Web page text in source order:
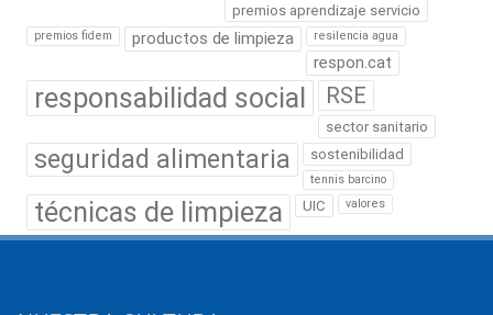
premios aprendizaje servicio
premios fidem productos de limpieza resilencia agua
respon.cat
responsabilidad social RSE
sector sanitario
seguridad alimentaria sostenibilidad
tennis barcino
técnicas de limpieza UIC valores